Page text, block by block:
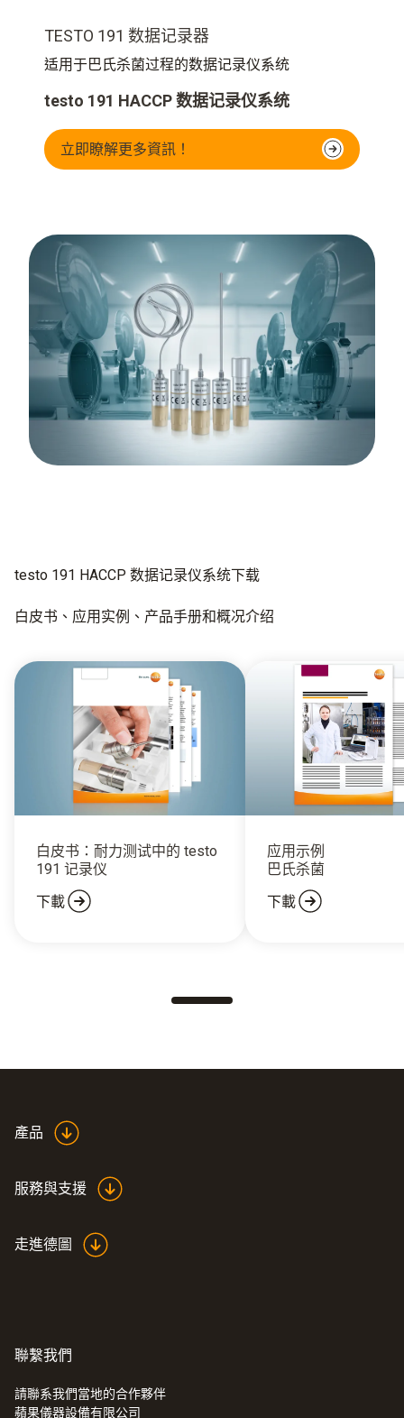
TESTO 191 数据记录器
适用于巴氏杀菌过程的数据记录仪系统
testo 191 HACCP 数据记录仪系统
立即瞭解更多資訊！
testo 191 HACCP 数据记录仪系统下载
白皮书、应用实例、产品手册和概况介绍
白皮书：耐力测试中的 testo
191 记录仪
下載
应用示例
巴氏杀菌
下載
產品
服務與支援
走進德圖
聯繫我們
請聯系我們當地的合作夥伴
蘋果儀器設備有限公司